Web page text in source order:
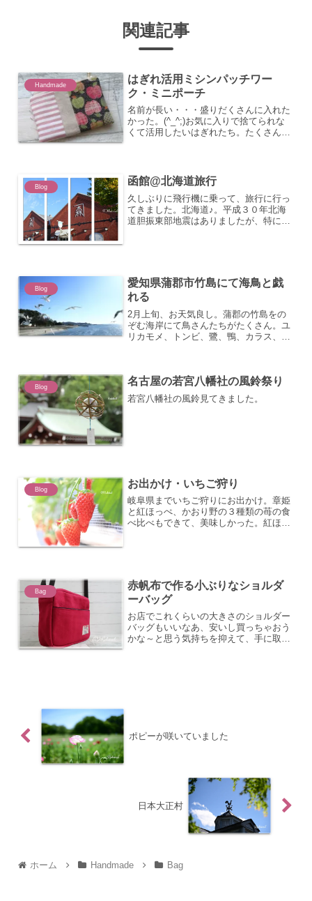
関連記事
Handmade
はぎれ活用ミシンパッチワー
ク・ミニポーチ
名前が長い・・・盛りだくさんに入れた
かった。(^_^;)お気に入りで捨てられな
くて活用したいはぎれたち。たくさんあ
な生地を並べて...
Blog 函館@北海道旅行
久しぶりに飛行機に乗って、旅行に行っ
てきました。北海道♪。平成３０年北海
道胆振東部地震はありましたが、特に爪
Blog
愛知県蒲郡市竹島にて海鳥と戯
れる
2月上旬、お天気良し。蒲郡の竹島をの
ぞむ海岸にて鳥さんたちがたくさん。ユ
リカモメ、トンビ、鷺、鴨、カラス、
ゃないけど。着陸カモさん...
Blog 名古屋の若宮八幡社の風鈴祭り
若宮八幡社の風鈴見てきました。
Blog お出かけ・いちご狩り
岐阜県までいちご狩りにお出かけ。章姫
と紅ほっぺ、かおり野の３種類の苺の食
べ比べもできて、美味しかった。紅ほっ
Bag
赤帆布で作る小ぶりなショルダ
ーバッグ
お店でこれくらいの大きさのショルダー
バッグもいいなあ、安いし買っちゃおう
かな～と思う気持ちを抑えて、手に取っ
ポピーが咲いていました
日本大正村
ホーム Handmade Bag